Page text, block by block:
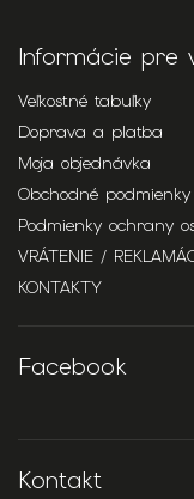
Informácie pre
Veľkostné tabuľky
Doprava a platba
Moja objednávka
Obchodné podmienky
Podmienky ochrany
VRÁTENIE /
KONTAKTY
Facebook
Kontakt